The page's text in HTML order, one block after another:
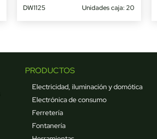
DW1125 Unidades caja: 20
PRODUCTOS
Electricidad, iluminación y domótica
Electrónica de consumo
Ferretería
Fontanería